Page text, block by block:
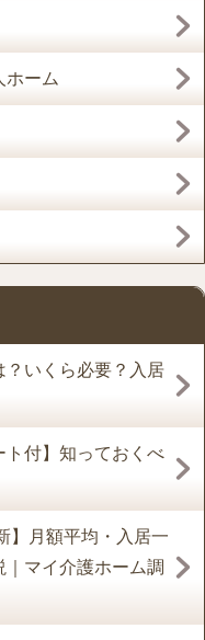
ホーム
？いくら必要？入居
ト付】知っておくべ
】月額平均・入居一
マイ介護ホーム調